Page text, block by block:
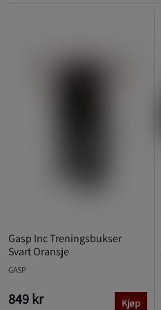
Gasp Inc Treningsbukser
Svart Oransje
GASP
849 kr Kjøp